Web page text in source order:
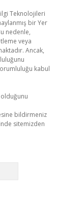
Teknolojileri
bir Yer
nedenle,
veya
Ancak,
kabul
olduğunu
bildirmeniz
sitemizden